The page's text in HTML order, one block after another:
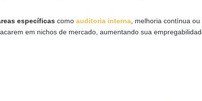
específicas como auditoria interna , melhoria contínua
em nichos de mercado, aumentando sua